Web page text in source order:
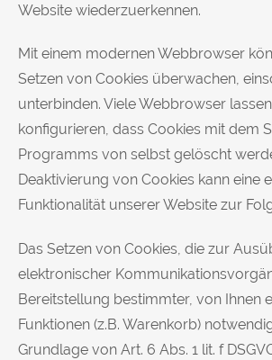
Website wiederzuerkennen.
Mit einem modernen Webbrowser
Setzen von Cookies überwachen,
unterbinden. Viele Webbrowser
konfigurieren, dass Cookies mit dem
Programms von selbst gelöscht
Deaktivierung von Cookies kann eine
Funktionalität unserer Website zur
Das Setzen von Cookies, die zur
elektronischer
Bereitstellung bestimmter, von Ihnen
Funktionen (z.B. Warenkorb)
Grundlage von Art. 6 Abs. 1 lit. f